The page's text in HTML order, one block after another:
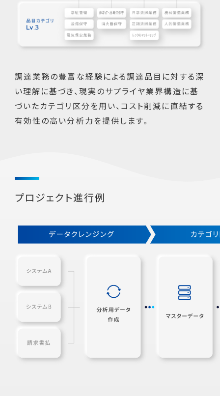
調達業務の豊富な経験による調達品目に対する深
い理解に基づき、現実のサプライヤ業界構造に基
づいたカテゴリ区分を用い、コスト削減に直結する
有効性の高い分析力を提供します。
プロジェクト進行例